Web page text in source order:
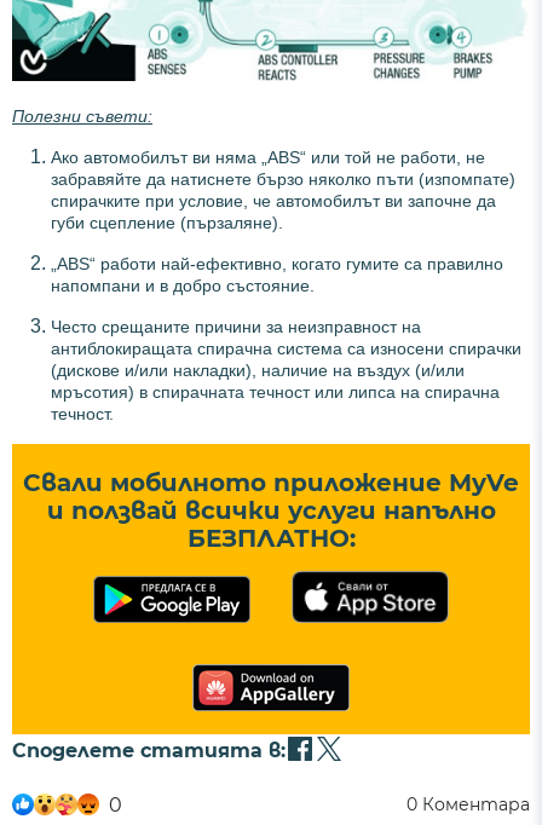
Полезни съвети:
Ако автомобилът ви няма „ABS“ или той не работи, не
забравяйте да натиснете бързо няколко пъти (изпомпате)
спирачките при условие, че автомобилът ви започне да
губи сцепление (пързаляне).
„ABS“ работи най-ефективно, когато гумите са правилно
напомпани и в добро състояние.
Често срещаните причини за неизправност на
антиблокиращата спирачна система са износени спирачки
(дискове и/или накладки), наличие на въздух (и/или
мръсотия) в спирачната течност или липса на спирачна
течност.
Свали мобилното приложение MyVe
и ползвай всички услуги напълно
БЕЗПЛАТНО:
Споделете статията в:
0 0 Коментара